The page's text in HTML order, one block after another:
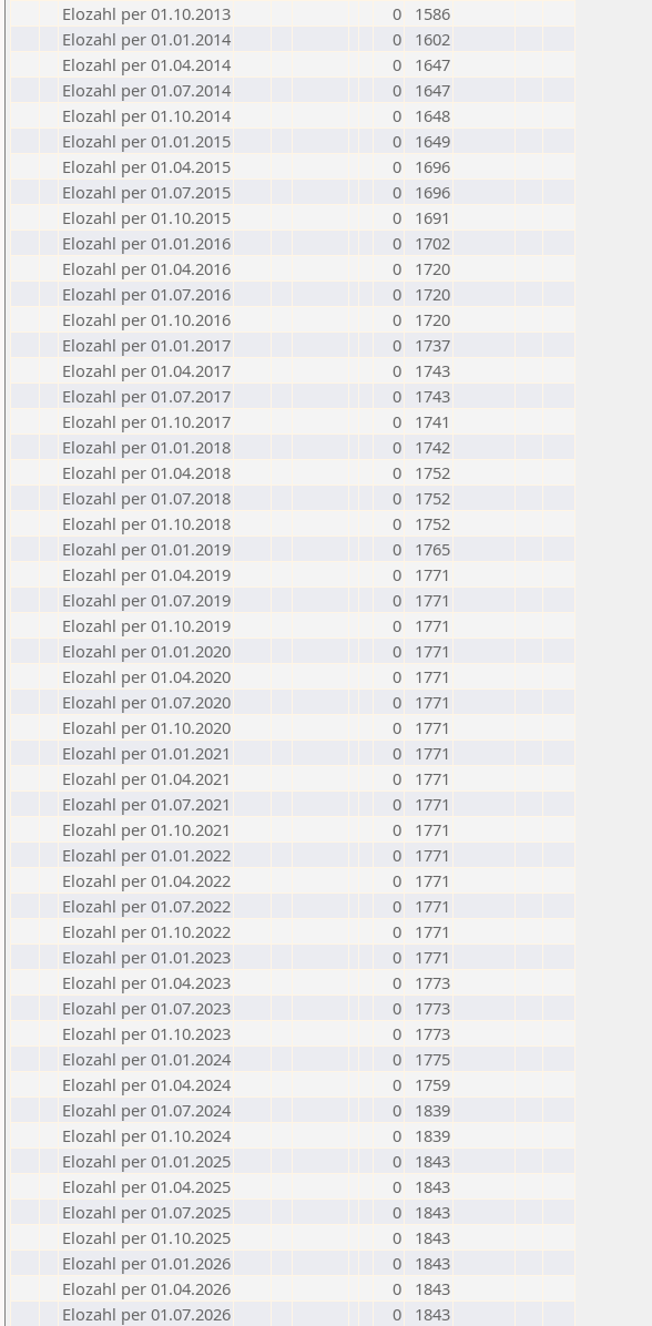
Elozahl per 01.10.2013
0
1586
Elozahl per 01.01.2014
0
1602
Elozahl per 01.04.2014
0
1647
Elozahl per 01.07.2014
0
1647
Elozahl per 01.10.2014
0
1648
Elozahl per 01.01.2015
0
1649
Elozahl per 01.04.2015
0
1696
Elozahl per 01.07.2015
0
1696
Elozahl per 01.10.2015
0
1691
Elozahl per 01.01.2016
0
1702
Elozahl per 01.04.2016
0
1720
Elozahl per 01.07.2016
0
1720
Elozahl per 01.10.2016
0
1720
Elozahl per 01.01.2017
0
1737
Elozahl per 01.04.2017
0
1743
Elozahl per 01.07.2017
0
1743
Elozahl per 01.10.2017
0
1741
Elozahl per 01.01.2018
0
1742
Elozahl per 01.04.2018
0
1752
Elozahl per 01.07.2018
0
1752
Elozahl per 01.10.2018
0
1752
Elozahl per 01.01.2019
0
1765
Elozahl per 01.04.2019
0
1771
Elozahl per 01.07.2019
0
1771
Elozahl per 01.10.2019
0
1771
Elozahl per 01.01.2020
0
1771
Elozahl per 01.04.2020
0
1771
Elozahl per 01.07.2020
0
1771
Elozahl per 01.10.2020
0
1771
Elozahl per 01.01.2021
0
1771
Elozahl per 01.04.2021
0
1771
Elozahl per 01.07.2021
0
1771
Elozahl per 01.10.2021
0
1771
Elozahl per 01.01.2022
0
1771
Elozahl per 01.04.2022
0
1771
Elozahl per 01.07.2022
0
1771
Elozahl per 01.10.2022
0
1771
Elozahl per 01.01.2023
0
1771
Elozahl per 01.04.2023
0
1773
Elozahl per 01.07.2023
0
1773
Elozahl per 01.10.2023
0
1773
Elozahl per 01.01.2024
0
1775
Elozahl per 01.04.2024
0
1759
Elozahl per 01.07.2024
0
1839
Elozahl per 01.10.2024
0
1839
Elozahl per 01.01.2025
0
1843
Elozahl per 01.04.2025
0
1843
Elozahl per 01.07.2025
0
1843
Elozahl per 01.10.2025
0
1843
Elozahl per 01.01.2026
0
1843
Elozahl per 01.04.2026
0
1843
Elozahl per 01.07.2026
0 1843